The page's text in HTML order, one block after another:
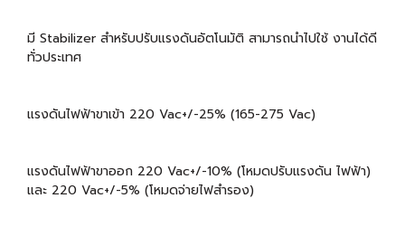
มี Stabilizer สำหรับปรับแรงดันอัตโนมัติ สามารถนำไปใช้ งานได้ดี
ทั่วประเทศ
แรงดันไฟฟ้าขาเข้า 220 Vac+/-25% (165-275 Vac)
แรงดันไฟฟ้าขาออก 220 Vac+/-10% (โหมดปรับแรงดัน ไฟฟ้า)
และ 220 Vac+/-5% (โหมดจ่ายไฟสำรอง)